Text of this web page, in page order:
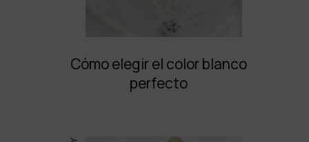
Cómo elegir el color blanco
perfecto